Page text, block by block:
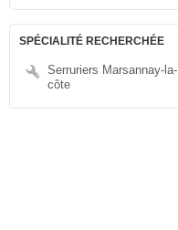
SPÉCIALITÉ RECHERCHÉE
Serruriers Marsannay-la-
côte